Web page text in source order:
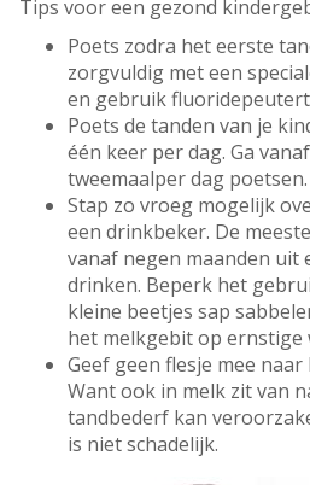
Tips voor een gezond
Poets zodra het eerste
zorgvuldig met een
en gebruik
Poets de tanden van je
één keer per dag. Ga
tweemaalper dag poetsen.
Stap zo vroeg mogelijk
een drinkbeker. De
vanaf negen maanden uit
drinken. Beperk het
kleine beetjes sap
het melkgebit op ernstige
Geef geen flesje mee
Want ook in melk zit van
tandbederf kan
is niet schadelijk.